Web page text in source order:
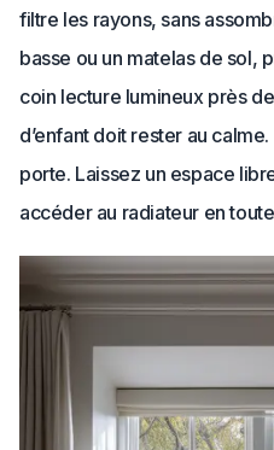
filtre les rayons, sans
basse ou un matelas de sol,
coin lecture lumineux près
d’enfant doit rester au
porte. Laissez un espace
accéder au radiateur en